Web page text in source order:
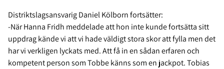
Distriktslagsansvarig Daniel Kölborn fortsätter:
-När Hanna Fridh meddelade att hon inte kunde fortsätta sitt
uppdrag kände vi att vi hade väldigt stora skor att fylla men det
har vi verkligen lyckats med. Att få in en sådan erfaren och
kompetent person som Tobbe känns som en jackpot. Tobias